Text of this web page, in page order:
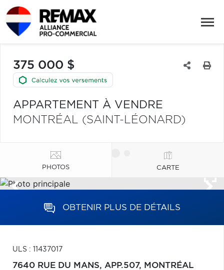
375 000 $
APPARTEMENT À VENDRE
MONTRÉAL (SAINT-LÉONARD)
PHOTOS CARTE
OBTENIR PLUS DE DÉTAILS
ULS : 11437017
7640 RUE DU MANS, APP.507, MONTRÉAL